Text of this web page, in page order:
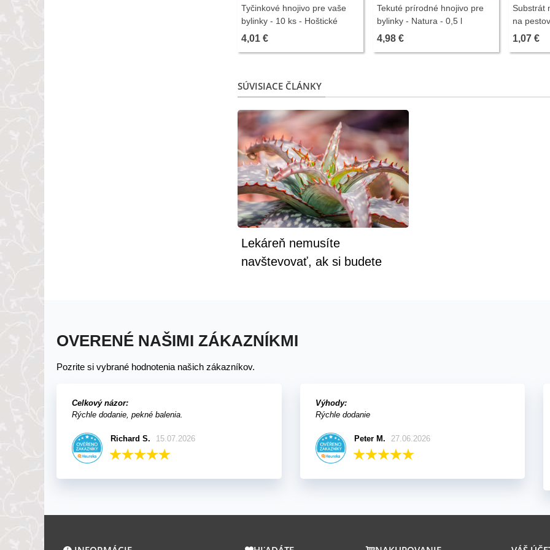
Tyčinkové hnojivo pre vaše
bylinky - 10 ks - Hoštické
hnojivo
4,01 €
Tekuté prírodné hnojivo pre
bylinky - Natura - 0,5 l
4,98 €
Substrát
na
100 g
1,07 €
SÚVISIACE ČLÁNKY
Lekáreň nemusíte
navštevovať, ak si budete
OVERENÉ NAŠIMI ZÁKAZNÍKMI
Pozrite si vybrané hodnotenia našich zákazníkov.
Celkový názor:
Rýchle dodanie, pekné balenia.
Richard S. 15.07.2026
Výhody:
Rýchle dodanie
Peter M. 27.06.2026